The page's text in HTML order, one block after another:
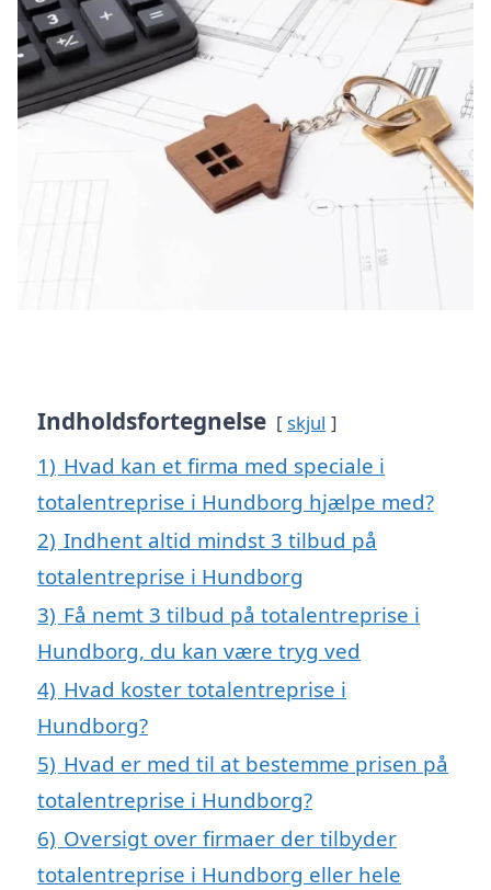
Indholdsfortegnelse skjul
1) Hvad kan et firma med speciale i
totalentreprise i Hundborg hjælpe med?
2) Indhent altid mindst 3 tilbud på
totalentreprise i Hundborg
3) Få nemt 3 tilbud på totalentreprise i
Hundborg, du kan være tryg ved
4) Hvad koster totalentreprise i
Hundborg?
5) Hvad er med til at bestemme prisen på
totalentreprise i Hundborg?
6) Oversigt over firmaer der tilbyder
totalentreprise i Hundborg eller hele